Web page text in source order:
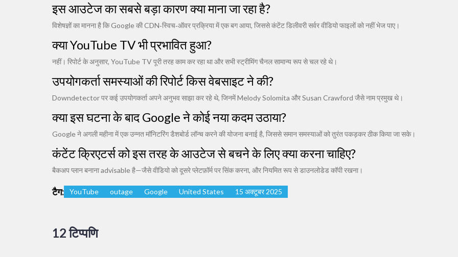
इस आउटेज का सबसे बड़ा कारण क्या माना जा रहा है?
विशेषज्ञों का मानना है कि Google की CDN‑स्विच‑ऑवर प्रक्रिया में एक बग आया, जिससे कंटेंट डिलीवरी सर्वर वीडियो फाइलों को नहीं भेज पाए।
क्या YouTube TV भी प्रभावित हुआ?
नहीं। रिपोर्ट के अनुसार, YouTube TV पूरी तरह काम कर रहा था और सभी स्ट्रीमिंग चैनल सामान्य रूप से चल रहे थे।
उपयोगकर्ता समस्याओं की रिपोर्ट किस वेबसाइट ने की?
Downdetectorपर कई उपयोगकर्ता अपने अनुभव साझा कर रहे थे, जिनमें Melody Solomita और Susan Crawford जैसे नाम प्रमुख थे।
क्या इस घटना के बाद Google ने कोई नया कदम उठाया?
Google ने अगली महीना में एक उन्नत मॉनिटरिंग डैशबोर्ड लॉन्च करने की योजना बनाई है, जिससे समान समस्याओं को तुरंत पकड़कर ठीक किया जा सके।
कंटेंट क्रिएटर्स को इस तरह के आउटेज से बचने के लिए क्या करना चाहिए?
बैकअप प्लान बनाना advisable है—जैसे वीडियो को दूसरे प्लेटफ़ॉर्म पर सिंक करना, और नियमित रूप से डाउनलोडेड कॉपी रखना।
टैग: YouTube outage Google United States 15 अक्टूबर 2025
12 टिप्पणि